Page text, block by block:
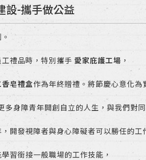
設-攜手做公益
禮品時，特別攜手 愛家庇護工場 ，
香皂禮盒作為年終贈禮。將節慶心意化為
多身障青年開創自立的人生，與我們對
開發視障者與身心障礙者可以勝任的工
習銜接一般職場的工作技能，